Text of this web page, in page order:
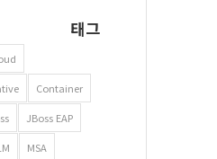
태그
Container
JBoss EAP
MSA